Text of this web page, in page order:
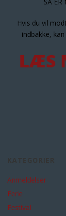
Hvis du vil
indbakke,
LÆS
Anmeldelser
Ferie
Festival